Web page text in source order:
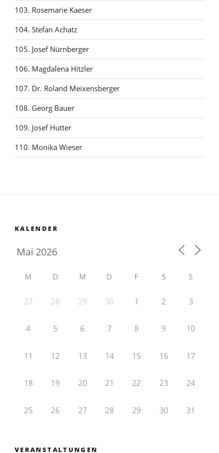
103. Rosemarie Kaeser
104. Stefan Achatz
105. Josef Nürnberger
106. Magdalena Hitzler
107. Dr. Roland Meixensberger
108. Georg Bauer
109. Josef Hutter
110. Monika Wieser
KALENDER
M D M D F S S
27 28 29 30 1 2 3
4 5 6 7 8 9 10
11 12 13 14 15 16 17
18 19 20 21 22 23 24
25 26 27 28 29 30 31
VERANSTALTUNGEN